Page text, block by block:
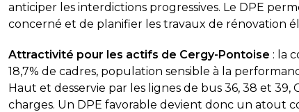
anticiper les interdictions progressives. Le DPE
concerné et de planifier les travaux de rénovation
Attractivité pour les actifs de Cergy-Pontoise : la
18,7% de cadres, population sensible à la
Haut et desservie par les lignes de bus 36, 38 et
charges. Un DPE favorable devient donc un atout